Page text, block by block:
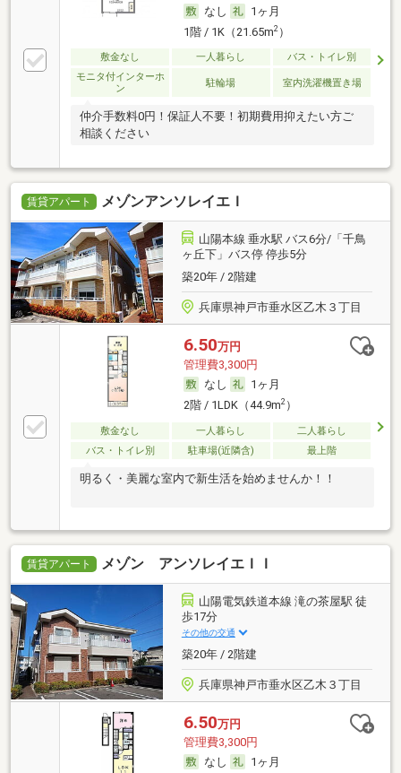
なし
1ヶ月
1階 / 1K（21.65m2）
敷金なし 一人暮らし
バス・トイレ別
モニタ付インターホ
ン
駐輪場 室内洗濯機置き場
仲介手数料0円！保証人不要！初期費用抑えたい方ご
相談ください
賃貸アパート メゾンアンソレイエＩ
山陽本線 垂水駅 バス6分/「千鳥
ヶ丘下」バス停 停歩5分
築20年 / 2階建
兵庫県神戸市垂水区乙木３丁目
6.50万円
管理費3,300円
なし
1ヶ月
2階 / 1LDK（44.9m2）
敷金なし 一人暮らし
二人暮らし
バス・トイレ別
駐車場(近隣含) 最上階
明るく・美麗な室内で新生活を始めませんか！！
賃貸アパート メゾン アンソレイエＩＩ
山陽電気鉄道本線 滝の茶屋駅 徒
歩17分
その他の交通
築20年 / 2階建
兵庫県神戸市垂水区乙木３丁目
6.50万円
管理費3,300円
なし
1ヶ月